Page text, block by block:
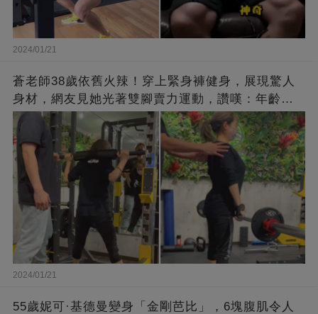
2024/01/21
蒼老師38歲依舊火辣！穿上緊身褲健身，展現驚人
身材，網友見她光著雙腳賣力運動，讚嘆：年齡不
過是個數字！
2024/01/21
55歲妮可·基德曼變身「金剛芭比」，6塊腹肌令人